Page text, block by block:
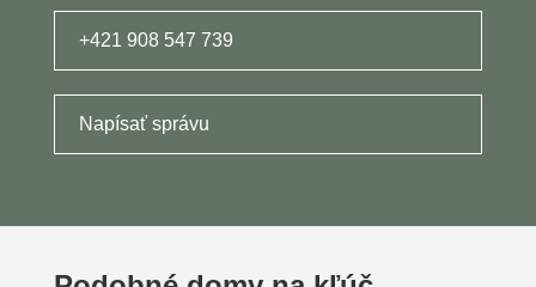
+421 908 547 739
Napísať správu